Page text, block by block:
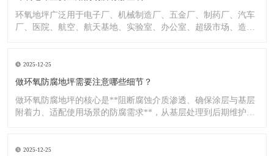
环氧地坪广泛用于电子厂、机械制造厂、五金厂、制药厂、汽车
厂、医院、航空、航天基地、实验室、办公室、超级市场、造纸
2025-12-25
做环氧防腐地坪需要注意哪些细节？
做环氧防腐地坪的核心是**阻断腐蚀介质渗透、确保涂层与基层
附着力、适配使用场景的防腐需求**，从基层处理到后期维护，
2025-12-25